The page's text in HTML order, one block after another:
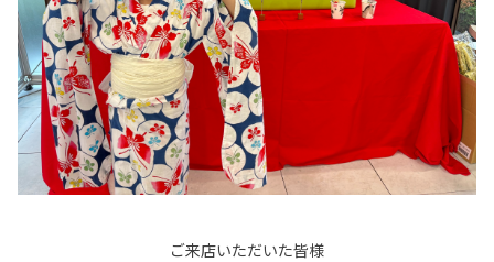
ご来店いただいた皆様